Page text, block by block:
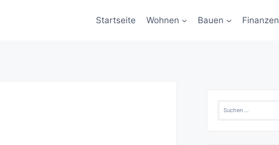
Startseite Wohnen Bauen Finanzen
Suchen